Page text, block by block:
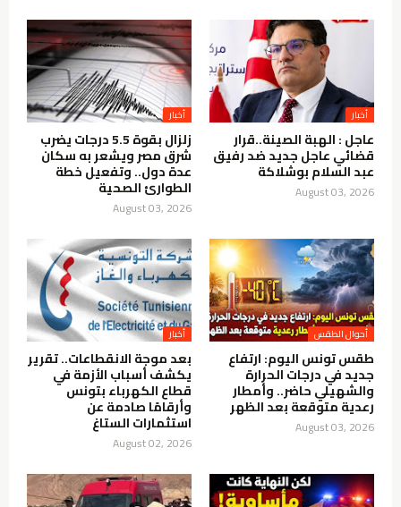
أخبار
عاجل : الهبة الصينة..قرار
قضائي عاجل جديد ضد رفيق
عبد السلام بوشلاكة
August 03, 2026
أخبار
زلزال بقوة 5.5 درجات يضرب
شرق مصر ويشعر به سكان
عدة دول.. وتفعيل خطة
الطوارئ الصحية
August 03, 2026
أحوال الطقس
طقس تونس اليوم: ارتفاع
جديد في درجات الحرارة
والشهيلي حاضر.. وأمطار
رعدية متوقعة بعد الظهر
August 03, 2026
أخبار
بعد موجة الانقطاعات.. تقرير
يكشف أسباب الأزمة في
قطاع الكهرباء بتونس
وأرقامًا صادمة عن
استثمارات الستاغ
August 02, 2026